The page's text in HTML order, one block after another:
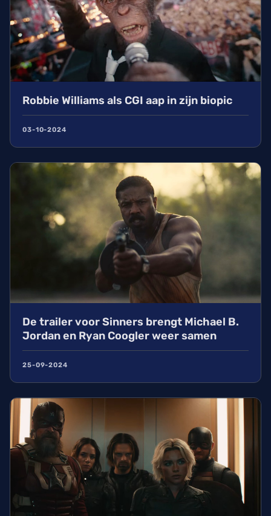
Robbie Williams als CGI aap in zijn biopic
03-10-2024
De trailer voor Sinners brengt Michael B.
Jordan en Ryan Coogler weer samen
25-09-2024